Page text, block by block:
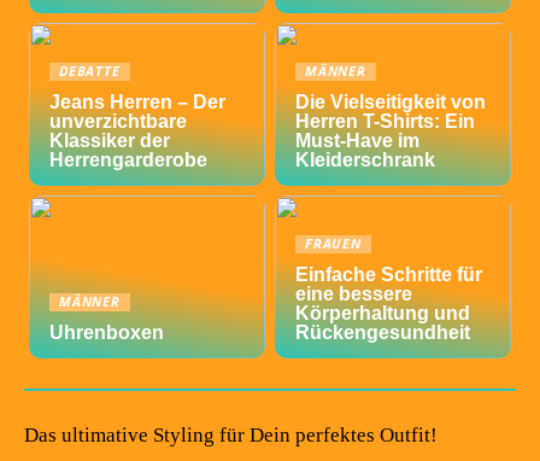
DEBATTE
Jeans Herren – Der
unverzichtbare
Klassiker der
Herrengarderobe
MÄNNER
Die Vielseitigkeit von
Herren T-Shirts: Ein
Must-Have im
Kleiderschrank
MÄNNER
Uhrenboxen
FRAUEN
Einfache Schritte für
eine bessere
Körperhaltung und
Rückengesundheit
Das ultimative Styling für Dein perfektes Outfit!